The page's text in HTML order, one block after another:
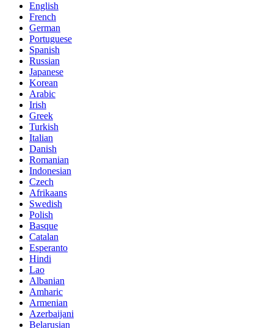
English
French
German
Portuguese
Spanish
Russian
Japanese
Korean
Arabic
Irish
Greek
Turkish
Italian
Danish
Romanian
Indonesian
Czech
Afrikaans
Swedish
Polish
Basque
Catalan
Esperanto
Hindi
Lao
Albanian
Amharic
Armenian
Azerbaijani
Belarusian